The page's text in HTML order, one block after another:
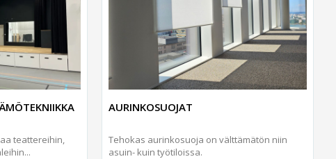
teattereihin,
AURINKOSUOJAT
Tehokas aurinkosuoja on välttämätön niin
asuin- kuin työtiloissa.